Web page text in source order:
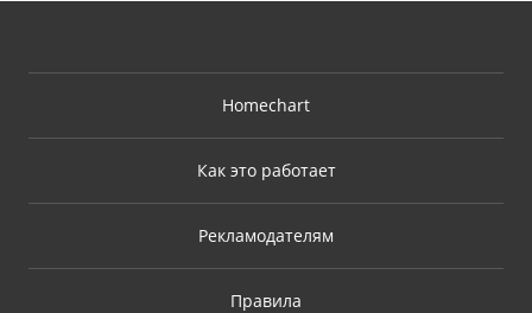
Homechart
Как это работает
Рекламодателям
Правила